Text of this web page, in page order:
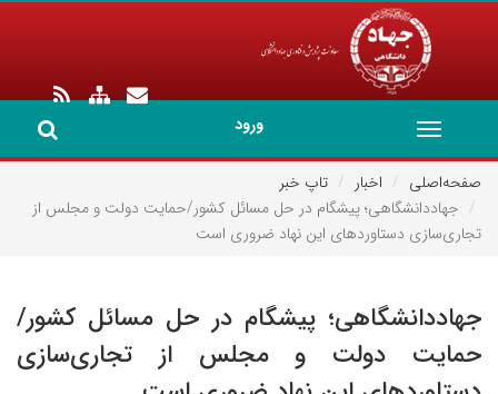
ورود
Toggle
navigation
صفحه‌اصلی
اخبار
تاپ خبر
جهاددانشگاهی؛ پیشگام در حل مسائل کشور/حمایت دولت و مجلس از
تجاری‌سازی دستاوردهای این نهاد ضروری است
جهاددانشگاهی؛ پیشگام در حل مسائل کشور/
حمایت دولت و مجلس از تجاری‌سازی